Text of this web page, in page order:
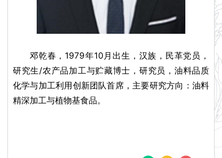
邓乾春，1979年10月出生，汉族，民革党员，
研究生/农产品加工与贮藏博士，研究员，油料品质
化学与加工利用创新团队首席，主要研究方向：油料
精深加工与植物基食品。